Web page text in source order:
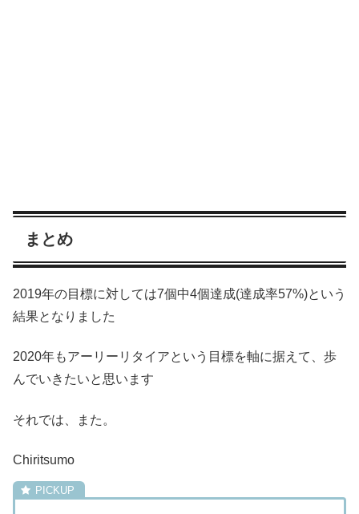
まとめ
2019年の目標に対しては7個中4個達成(達成率57%)という
結果となりました
2020年もアーリーリタイアという目標を軸に据えて、歩
んでいきたいと思います
それでは、また。
Chiritsumo